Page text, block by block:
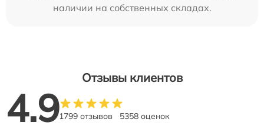
наличии на собственных складах.
Отзывы клиентов
4.91799 отзывов 5358 оценок